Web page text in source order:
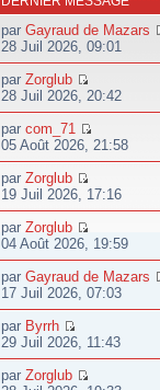
parGayraud de Mazars
28 Juil 2026, 09:01
parZorglub
28 Juil 2026, 20:42
parcom_71
05 Août 2026, 21:58
parZorglub
19 Juil 2026, 17:16
parZorglub
04 Août 2026, 19:59
parGayraud de Mazars
17 Juil 2026, 07:03
par Byrrh
29 Juil 2026, 11:43
parZorglub